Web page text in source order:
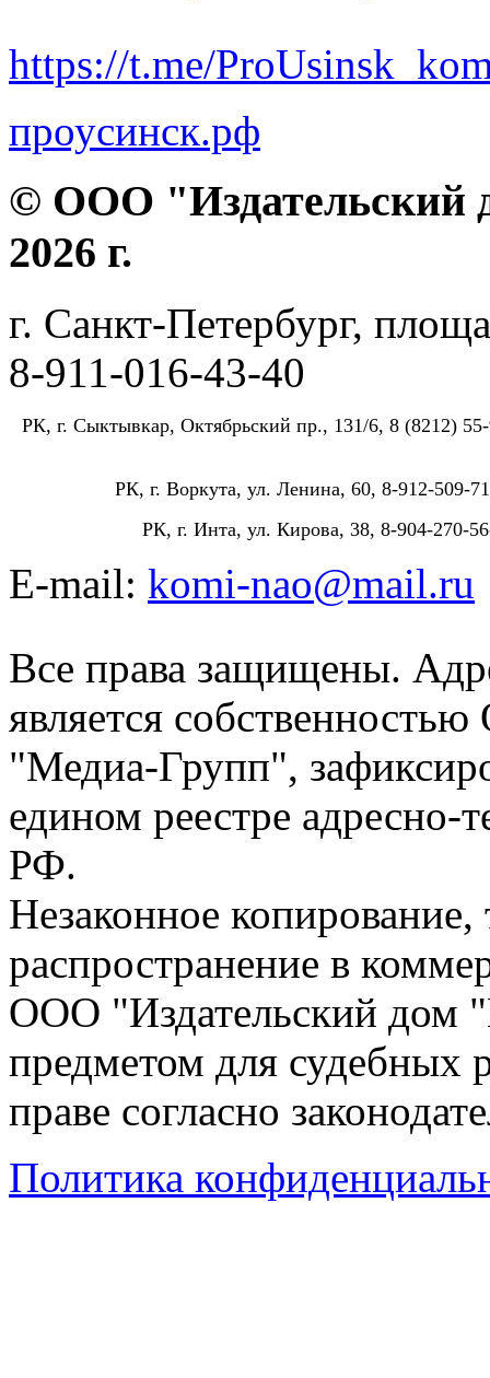
https://t.me/
проусинск.рф
© ООО "Издательский
2026 г.
г. Санкт-Петербург,
8-911-016-43-40
РК, г. Сыктывкар, Октябрьский пр., 131/6, 8 (8212)
РК, г. Воркута, ул. Ленина, 60, 8-912-509-
РК, г. Инта, ул. Кирова, 38, 8-904-270-
E-mail: komi-nao@mail.ru
Все права защищены.
является
"Медиа-Групп",
едином реестре адресно-
РФ.
Незаконное
распространение в
ООО "Издательский дом
предметом для судебных
праве согласно
Политика